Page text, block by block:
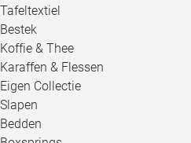
Tafeltextiel
Bestek
Koffie & Thee
Karaffen & Flessen
Eigen Collectie
Slapen
Bedden